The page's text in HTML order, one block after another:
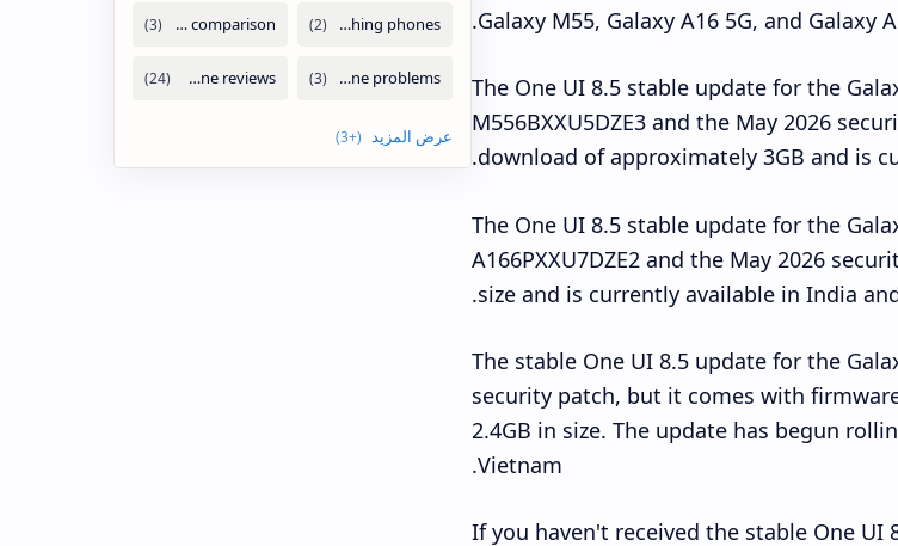
Galaxy M55, Galaxy A16 5G, and Galaxy
The One UI 8.5 stable update for the
M556BXXU5DZE3 and the May 2026
download of approximately 3GB and is
The One UI 8.5 stable update for the
A166PXXU7DZE2 and the May 2026
size and is currently available in India
The stable One UI 8.5 update for the
security patch, but it comes with
2.4GB in size. The update has begun
Vietnam.
If you haven't received the stable One